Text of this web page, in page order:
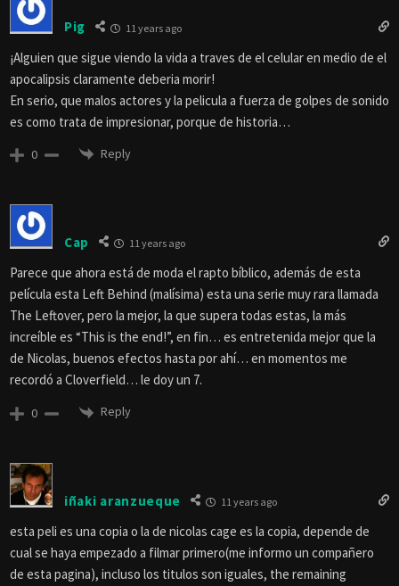
Pig 11 years ago
¡Alguien que sigue viendo la vida a traves de el celular en medio de el
apocalipsis claramente deberia morir!
En serio, que malos actores y la pelicula a fuerza de golpes de sonido
es como trata de impresionar, porque de historia…
0 Reply
Cap 11 years ago
Parece que ahora está de moda el rapto bíblico, además de esta
película esta Left Behind (malísima) esta una serie muy rara llamada
The Leftover, pero la mejor, la que supera todas estas, la más
increíble es “This is the end!”, en fin… es entretenida mejor que la
de Nicolas, buenos efectos hasta por ahí… en momentos me
recordó a Cloverfield… le doy un 7.
0 Reply
iñaki aranzueque 11 years ago
esta peli es una copia o la de nicolas cage es la copia, depende de
cual se haya empezado a filmar primero(me informo un compañero
de esta pagina), incluso los titulos son iguales, the remaining